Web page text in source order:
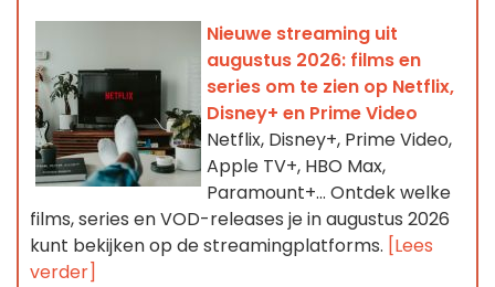
Nieuwe streaming uit
augustus 2026: films en
series om te zien op Netflix,
Disney+ en Prime Video
Netflix, Disney+, Prime Video,
Apple TV+, HBO Max,
Paramount+… Ontdek welke
films, series en VOD-releases je in augustus 2026
kunt bekijken op de streamingplatforms. [Lees
verder]